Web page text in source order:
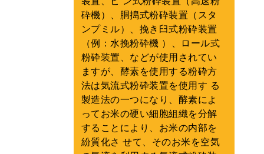
砕機）、胴搗式粉砕装置（スタ
ンプミル）、挽き臼式粉砕装置
（例：水挽粉砕機 ）、ロール式
粉砕装置、などが使用されてい
ますが、酵素を使用する粉砕方
法は気流式粉砕装置を使用す る
製造法の一つになり、酵素によ
ってお米の硬い細胞組織を分解
することにより、お米の内部を
紛質化さ せて、そのお米を空気